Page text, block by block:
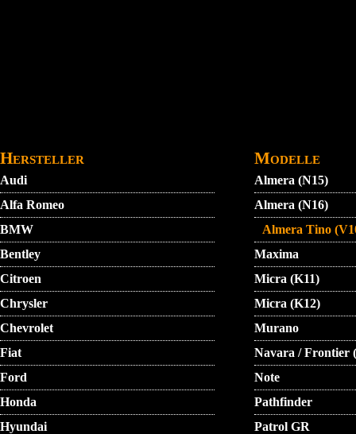
Hersteller
Audi
Alfa Romeo
BMW
Bentley
Citroen
Chrysler
Chevrolet
Fiat
Ford
Honda
Hyundai
Modelle
Almera (N15)
Almera (N16)
Almera Tino
Maxima
Micra (K11)
Micra (K12)
Murano
Navara / Frontier
Note
Pathfinder
Patrol GR